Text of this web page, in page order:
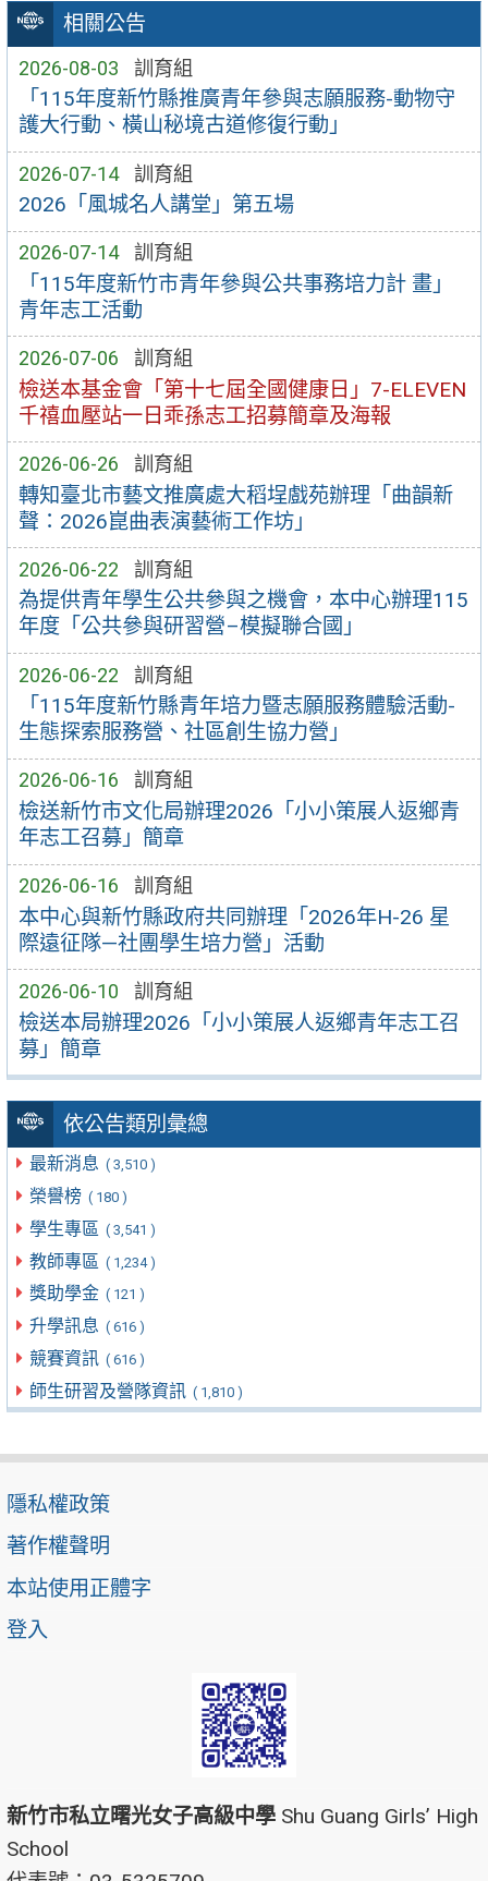
相關公告
2026-08-03 訓育組
「115年度新竹縣推廣青年參與志願服務-動物守
護大行動、橫山秘境古道修復行動」
2026-07-14 訓育組
2026「風城名人講堂」第五場
2026-07-14 訓育組
「115年度新竹市青年參與公共事務培力計 畫」
青年志工活動
2026-07-06 訓育組
檢送本基金會「第十七屆全國健康日」7-ELEVEN
千禧血壓站一日乖孫志工招募簡章及海報
2026-06-26 訓育組
轉知臺北市藝文推廣處大稻埕戲苑辦理「曲韻新
聲：2026崑曲表演藝術工作坊」
2026-06-22 訓育組
為提供青年學生公共參與之機會，本中心辦理115
年度「公共參與研習營–模擬聯合國」
2026-06-22 訓育組
「115年度新竹縣青年培力暨志願服務體驗活動-
生態探索服務營、社區創生協力營」
2026-06-16 訓育組
檢送新竹市文化局辦理2026「小小策展人返鄉青
年志工召募」簡章
2026-06-16 訓育組
本中心與新竹縣政府共同辦理「2026年H-26 星
際遠征隊—社團學生培力營」活動
2026-06-10 訓育組
檢送本局辦理2026「小小策展人返鄉青年志工召
募」簡章
依公告類別彙總
最新消息 ( 3,510 )
榮譽榜 ( 180 )
學生專區 ( 3,541 )
教師專區 ( 1,234 )
獎助學金 ( 121 )
升學訊息 ( 616 )
競賽資訊 ( 616 )
師生研習及營隊資訊 ( 1,810 )
隱私權政策
著作權聲明
本站使用正體字
登入
新竹市私立曙光女子高級中學 Shu Guang Girls’ High
School